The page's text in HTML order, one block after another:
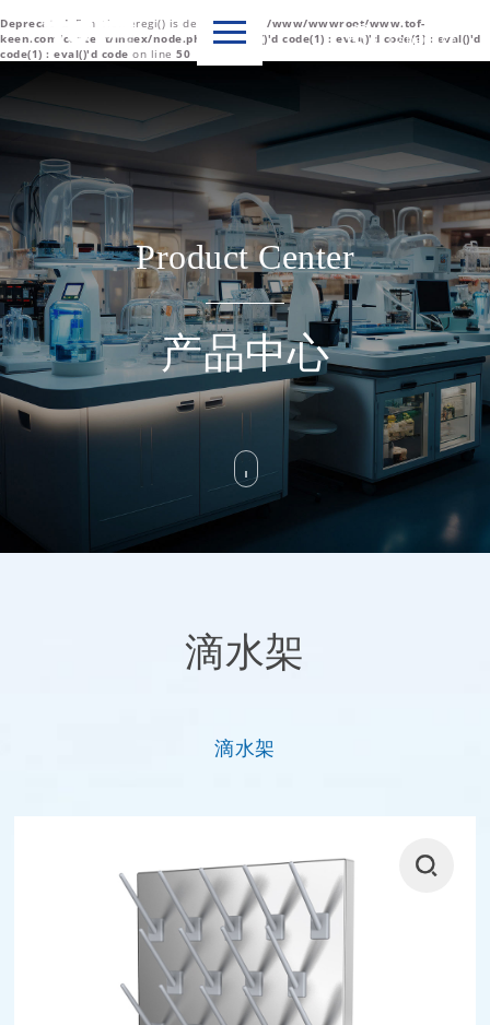
Deprecated : Function eregi() is deprecated in /www/wwwroot/www.tof-
keen.com/content/index/node.php(1) : eval()'d code(1) : eval()'d code(1) : eval()'d
code(1) : eval()'d code on line 50
 Language
English
Product Center
产品中心
滴水架
滴水架